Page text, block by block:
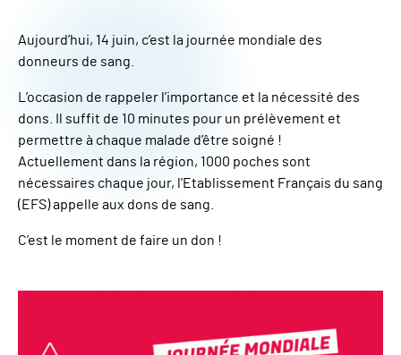
Aujourd’hui, 14 juin, c’est la journée mondiale des
donneurs de sang.
L’occasion de rappeler l’importance et la nécessité des
dons. Il suffit de 10 minutes pour un prélèvement et
permettre à chaque malade d’être soigné !
Actuellement dans la région, 1000 poches sont
nécessaires chaque jour, l'Etablissement Français du sang
(EFS) appelle aux dons de sang.
C’est le moment de faire un don !